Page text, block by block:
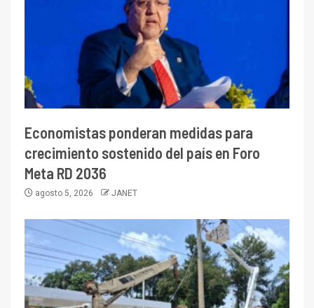
Economistas ponderan medidas para
crecimiento sostenido del país en Foro
Meta RD 2036
agosto 5, 2026 JANET